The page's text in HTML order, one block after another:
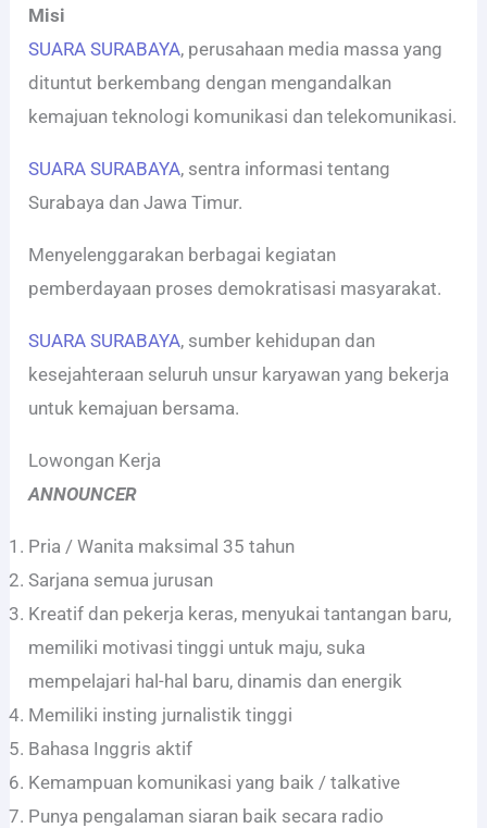
Misi
SUARA SURABAYA, perusahaan media massa yang
dituntut berkembang dengan mengandalkan
kemajuan teknologi komunikasi dan telekomunikasi.
SUARA SURABAYA, sentra informasi tentang
Surabaya dan Jawa Timur.
Menyelenggarakan berbagai kegiatan
pemberdayaan proses demokratisasi masyarakat.
SUARA SURABAYA, sumber kehidupan dan
kesejahteraan seluruh unsur karyawan yang bekerja
untuk kemajuan bersama.
Lowongan Kerja
ANNOUNCER
Pria / Wanita maksimal 35 tahun
Sarjana semua jurusan
Kreatif dan pekerja keras, menyukai tantangan baru,
memiliki motivasi tinggi untuk maju, suka
mempelajari hal-hal baru, dinamis dan energik
Memiliki insting jurnalistik tinggi
Bahasa Inggris aktif
Kemampuan komunikasi yang baik / talkative
Punya pengalaman siaran baik secara radio